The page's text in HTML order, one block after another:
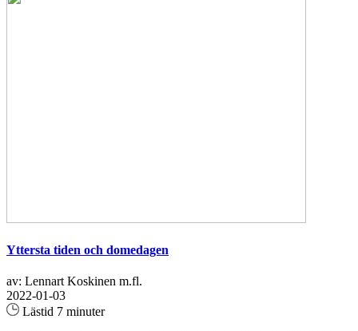
Yttersta tiden och domedagen
av: Lennart Koskinen m.fl.
2022-01-03
Lästid 7 minuter